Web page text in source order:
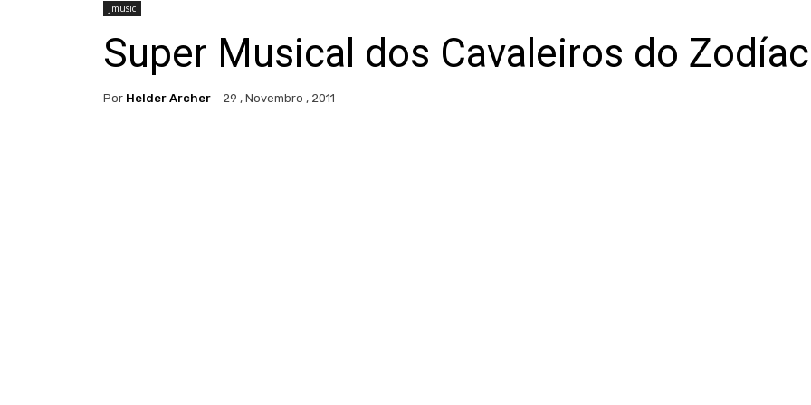
Jmusic
Super Musical dos Cavaleiros do
Por Helder Archer 29 , Novembro , 2011